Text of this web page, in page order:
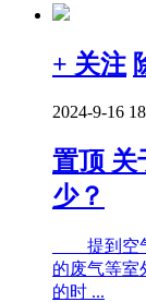
+ 关注
2024-9-16
置顶 关
少？
提到空气
的废气等室
的时 ...